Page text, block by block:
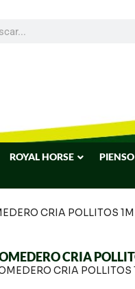
ROYAL HORSE
CRIA POLLITOS 1M
CRIA
CRIA POLLITOS